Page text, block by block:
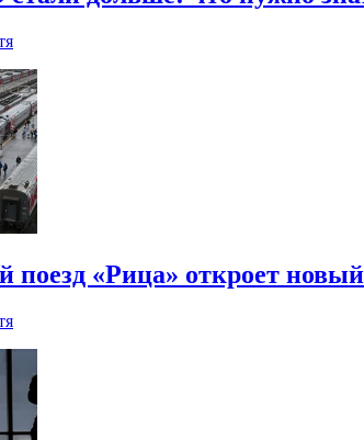
поезд «Рица» откроет